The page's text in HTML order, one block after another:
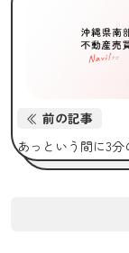
前の記事
あっという間に3分